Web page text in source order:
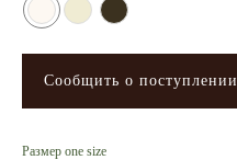
Сообщить о поступлении
Размер one size